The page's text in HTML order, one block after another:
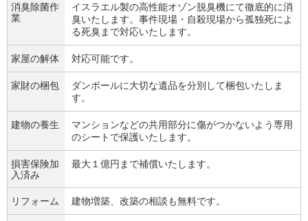
消臭除菌作
業
イスラエル製の高性能オゾン脱臭機にて徹底的に消
臭いたします。事件現場・自殺現場から孤独死によ
る死臭まで対応いたします。
家屋の解体 対応可能です。
家財の梱包
ダンボールに大切な遺品を分別して梱包いたしま
す。
建物の養生
マンションなどの共用部分に傷がつかないよう専用
のシートで保護いたします。
損害保険加
入済み
最大１億円まで補償いたします。
リフォーム 建物増築、改築の相談も無料です。